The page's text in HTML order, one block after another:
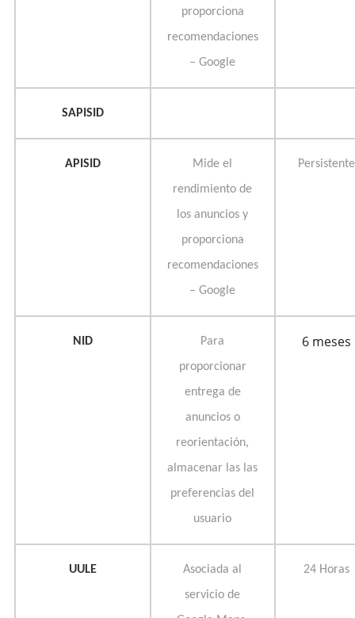
proporciona
recomendaciones
– Google
SAPISID
APISID
Mide el
rendimiento de
los anuncios y
proporciona
recomendaciones
– Google
Persistente
NID
Para
proporcionar
entrega de
anuncios o
reorientación,
almacenar las las
preferencias del
usuario
6 meses
UULE
Asociada al
servicio de
24 Horas